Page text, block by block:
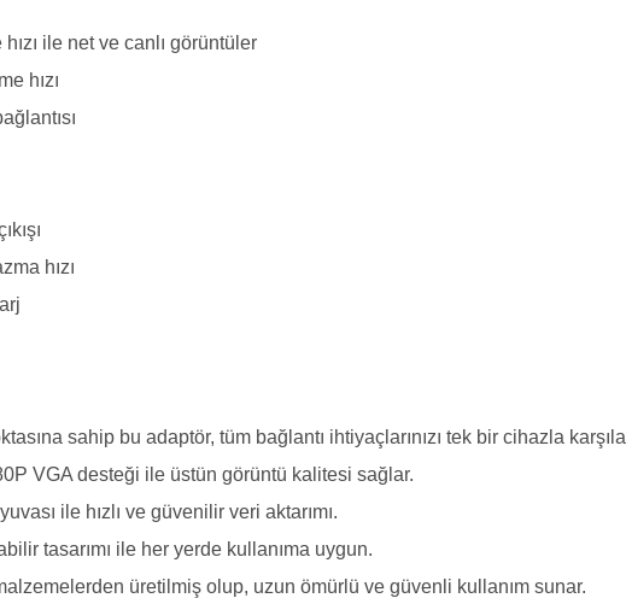
ile net ve canlı görüntüler
hızı
hızı
sahip bu adaptör, tüm bağlantı ihtiyaçlarınızı tek bir cihazla
VGA desteği ile üstün görüntü kalitesi sağlar.
ile hızlı ve güvenilir veri aktarımı.
tasarımı ile her yerde kullanıma uygun.
üretilmiş olup, uzun ömürlü ve güvenli kullanım sunar.